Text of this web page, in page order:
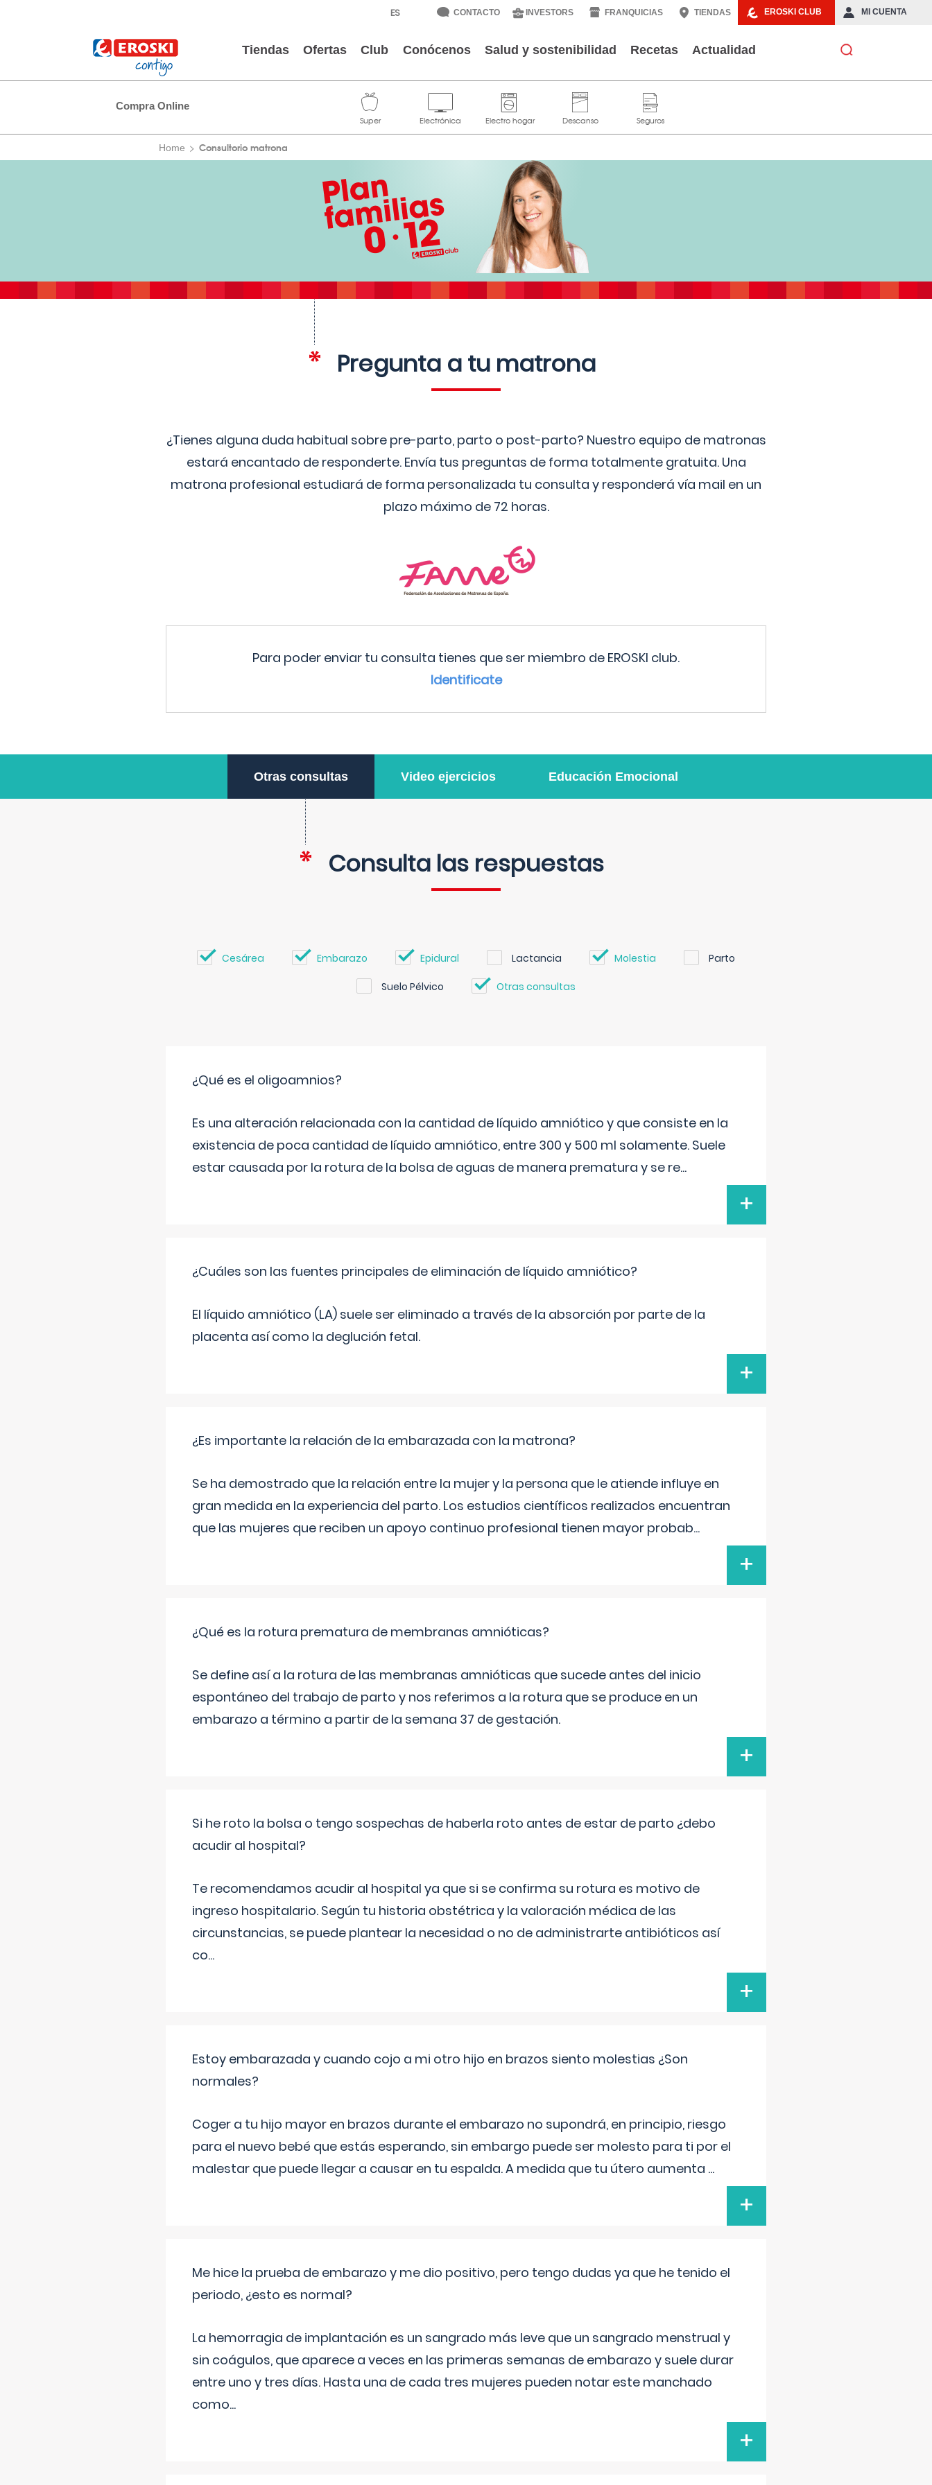
EROSKI CLUB MI CUENTA
CONTACTO INVESTORS FRANQUICIAS TIENDAS
Tiendas Ofertas Club Conócenos Salud y sostenibilidad Recetas Actualidad
Compra Online
Home Consultorio matrona
Pregunta a tu matrona
¿Tienes alguna duda habitual sobre pre-parto, parto o post-parto? Nuestro equipo de matronas
estará encantado de responderte. Envía tus preguntas de forma totalmente gratuita. Una
matrona profesional estudiará de forma personalizada tu consulta y responderá vía mail en un
plazo máximo de 72 horas.
Para poder enviar tu consulta tienes que ser miembro de EROSKI club.
Identificate
Otras consultas Video ejercicios Educación Emocional
Consulta las respuestas
Cesárea Embarazo Epidural Lactancia Molestia Parto
Suelo Pélvico Otras consultas
¿Qué es el oligoamnios?
Es una alteración relacionada con la cantidad de líquido amniótico y que consiste en la
existencia de poca cantidad de líquido amniótico, entre 300 y 500 ml solamente. Suele
estar causada por la rotura de la bolsa de aguas de manera prematura y se re...
+
¿Cuáles son las fuentes principales de eliminación de líquido amniótico?
El líquido amniótico (LA) suele ser eliminado a través de la absorción por parte de la
placenta así como la deglución fetal.
+
¿Es importante la relación de la embarazada con la matrona?
Se ha demostrado que la relación entre la mujer y la persona que le atiende influye en
gran medida en la experiencia del parto. Los estudios científicos realizados encuentran
que las mujeres que reciben un apoyo continuo profesional tienen mayor probab...
+
¿Qué es la rotura prematura de membranas amnióticas?
Se define así a la rotura de las membranas amnióticas que sucede antes del inicio
espontáneo del trabajo de parto y nos referimos a la rotura que se produce en un
embarazo a término a partir de la semana 37 de gestación.
+
Si he roto la bolsa o tengo sospechas de haberla roto antes de estar de parto ¿debo
acudir al hospital?
Te recomendamos acudir al hospital ya que si se confirma su rotura es motivo de
ingreso hospitalario. Según tu historia obstétrica y la valoración médica de las
circunstancias, se puede plantear la necesidad o no de administrarte antibióticos así
co...
+
Estoy embarazada y cuando cojo a mi otro hijo en brazos siento molestias ¿Son
normales?
Coger a tu hijo mayor en brazos durante el embarazo no supondrá, en principio, riesgo
para el nuevo bebé que estás esperando, sin embargo puede ser molesto para ti por el
malestar que puede llegar a causar en tu espalda. A medida que tu útero aumenta ...
+
Me hice la prueba de embarazo y me dio positivo, pero tengo dudas ya que he tenido el
periodo, ¿esto es normal?
La hemorragia de implantación es un sangrado más leve que un sangrado menstrual y
sin coágulos, que aparece a veces en las primeras semanas de embarazo y suele durar
entre uno y tres días. Hasta una de cada tres mujeres pueden notar este manchado
como...
+